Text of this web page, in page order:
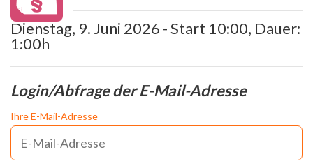
Dienstag, 9. Juni 2026 - Start 10:00, Dauer:
1:00h
Login/Abfrage der E-Mail-Adresse
Ihre E-Mail-Adresse